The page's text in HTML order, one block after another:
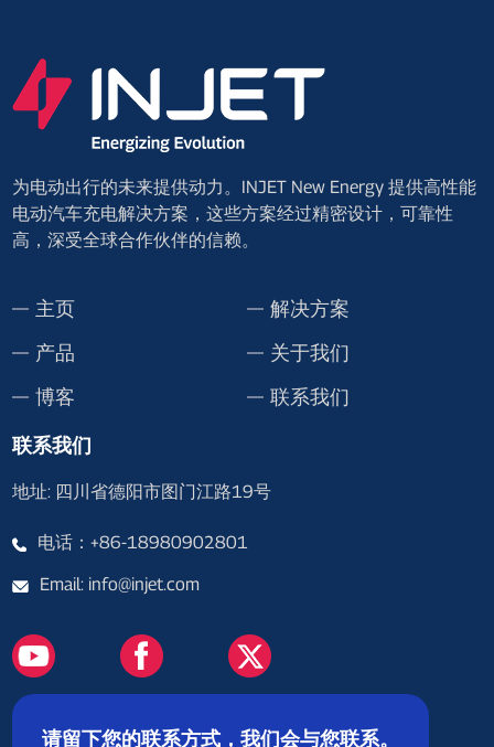
为电动出行的未来提供动力。INJET New Energy 提供高性能
电动汽车充电解决方案，这些方案经过精密设计，可靠性
高，深受全球合作伙伴的信赖。
主页
解决方案
产品
关于我们
博客
联系我们
联系我们
地址: 四川省德阳市图门江路19号
电话：+86-18980902801
Email: info@injet.com
请留下您的联系方式，我们会与您联系。